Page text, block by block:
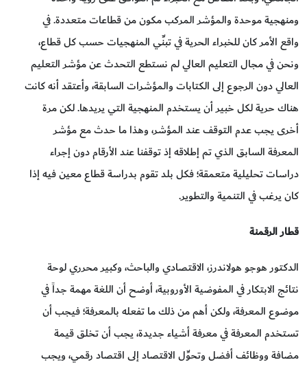
ومنهجية موحدة والمؤشر المركب مكون من قطاعات متعددة. في
واقع الأمر كان للخبراء الحرية في تبنِّي المنهجيات حسب كل قطاع،
ونحن في مجال التعليم العالي لم نستطع التحدث عن مؤشر التعليم
العالي دون الرجوع إلى الكتابات والمؤشرات السابقة، وأعتقد أنه كانت
هناك حرية لكل خبير أن يستخدم المنهجية التي يريدها. لكن مرة
أخرى يجب عدم التوقف عند المؤشر، وهذا ما حدث مع مؤشر
المعرفة السابق الذي تم إطلاقه إذ توقفنا عند الأرقام دون إجراء
دراسات تحليلية متعمقة؛ فكل بلد تقوم بدراسة قطاع معين فيه إذا
كان يرغب في التنمية والتطوير.
قطار الرقمنة
الدكتور هوجو هولاندرز، الاقتصادي والباحث، وكبير محرري لوحة
نتائج الابتكار في المفوضية الأوروبية، أوضح أن اللغة مهمة جداً في
موضوع المعرفة، ولكن أهم من ذلك ما تفعله بالمعرفة؛ فيجب أن
تستخدم المعرفة في معرفة أشياء جديدة، يجب أن تخلق قيمة
مضافة ووظائف أفضل وتحوِّل الاقتصاد إلى اقتصاد رقمي، ويجب